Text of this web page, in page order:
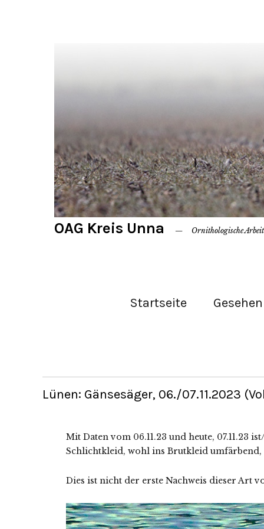
OAG Kreis Unna Ornithologische
Startseite
Lünen: Gänsesäger, 06./07.11.2023
Mit Daten vom 06.11.23 und heute, 07.11.23
Schlichtkleid, wohl ins Brutkleid umfärbend,
Dies ist nicht der erste Nachweis dieser Art